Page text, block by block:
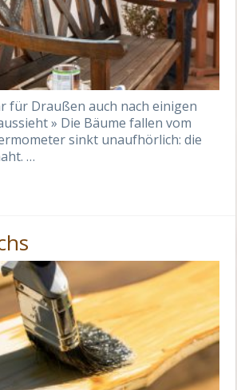
für Draußen auch nach einigen
» Die Bäume fallen vom
sinkt unaufhörlich: die
…